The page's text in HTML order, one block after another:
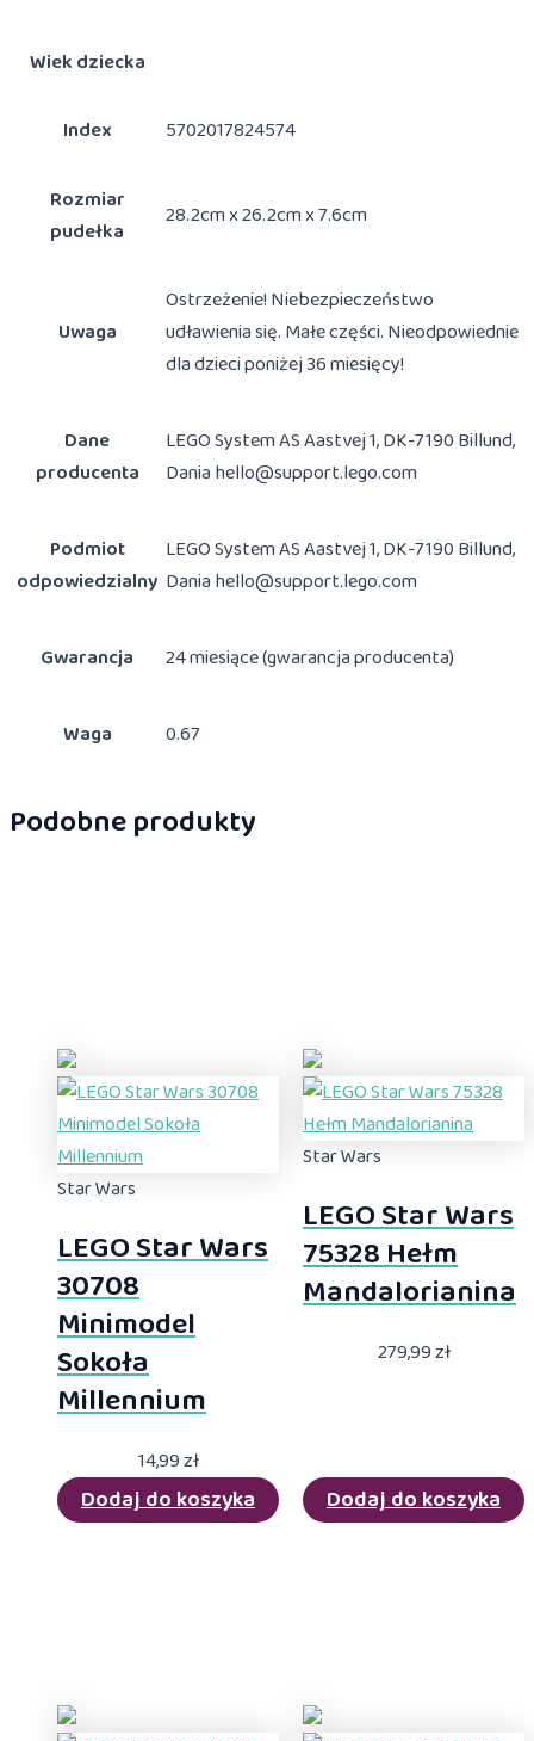
Wiek dziecka
Index 5702017824574
Rozmiar
pudełka
28.2cm x 26.2cm x 7.6cm
Uwaga
Ostrzeżenie! Niebezpieczeństwo
udławienia się. Małe części. Nieodpowiednie
dla dzieci poniżej 36 miesięcy!
Dane
producenta
LEGO System AS Aastvej 1, DK-7190 Billund,
Dania hello@support.lego.com
Podmiot
odpowiedzialny
LEGO System AS Aastvej 1, DK-7190 Billund,
Dania hello@support.lego.com
Gwarancja 24 miesiące (gwarancja producenta)
Waga 0.67
Podobne produkty
Star Wars
LEGO Star Wars
30708
Minimodel
Sokoła
Millennium
14,99zł
Dodaj do koszyka
Star Wars
LEGO Star Wars
75328 Hełm
Mandalorianina
279,99zł
Dodaj do koszyka